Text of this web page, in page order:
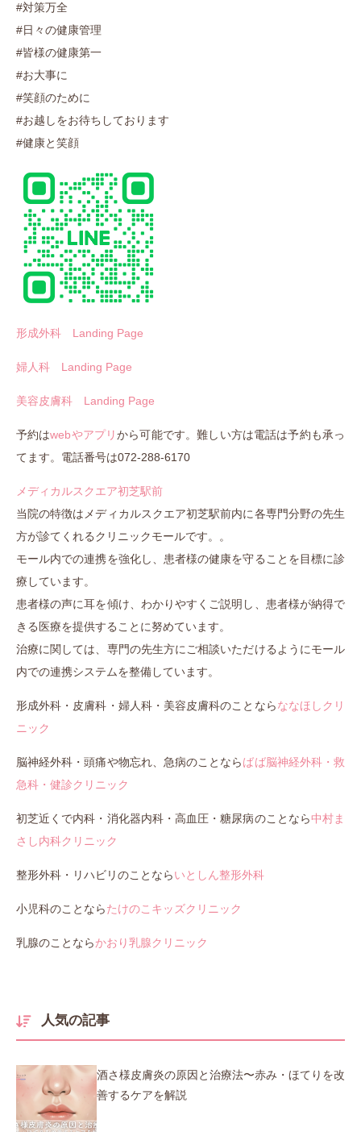
#対策万全
#日々の健康管理
#皆様の健康第一
#お大事に
#笑顔のために
#お越しをお待ちしております
#健康と笑顔
形成外科 Landing Page
婦人科 Landing Page
美容皮膚科 Landing Page
予約はwebやアプリから可能です。難しい方は電話は予約も承っ
てます。電話番号は072-288-6170
メディカルスクエア初芝駅前
当院の特徴はメディカルスクエア初芝駅前内に各専門分野の先生
方が診てくれるクリニックモールです。。
モール内での連携を強化し、患者様の健康を守ることを目標に診
療しています。
患者様の声に耳を傾け、わかりやすくご説明し、患者様が納得で
きる医療を提供することに努めています。
治療に関しては、専門の先生方にご相談いただけるようにモール
内での連携システムを整備しています。
形成外科・皮膚科・婦人科・美容皮膚科のことならななほしクリ
ニック
脳神経外科・頭痛や物忘れ、急病のことならばば脳神経外科・救
急科・健診クリニック
初芝近くで内科・消化器内科・高血圧・糖尿病のことなら中村ま
さし内科クリニック
整形外科・リハビリのことならいとしん整形外科
小児科のことならたけのこキッズクリニック
乳腺のことならかおり乳腺クリニック
人気の記事
酒さ様皮膚炎の原因と治療法〜赤み・ほてりを改
善するケアを解説